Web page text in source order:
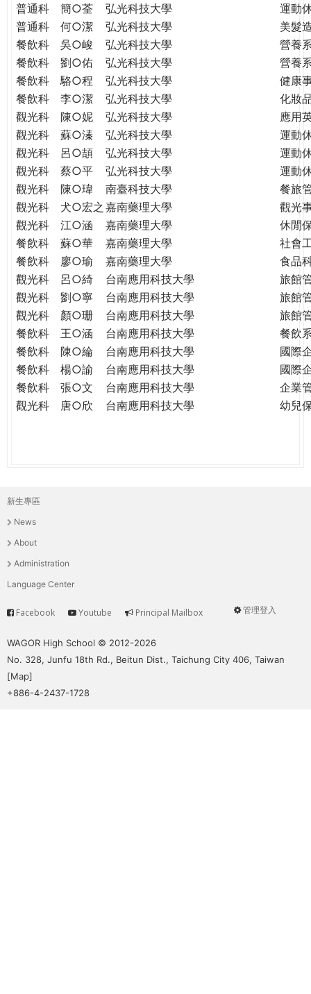
普通科
簡○荃 弘光科技大學
運動
普通科
何○潔 弘光科技大學
美髮
餐飲科
吳○峻 弘光科技大學
營養
餐飲科
劉○佑 弘光科技大學
營養
餐飲科
駱○程 弘光科技大學
健康
餐飲科
李○潔 弘光科技大學
化妝
觀光科
陳○妮 弘光科技大學
應用
觀光科
蘇○溱 弘光科技大學
運動
觀光科
呂○頡 弘光科技大學
運動
觀光科
蔡○平 弘光科技大學
運動
觀光科
陳○瑋 南臺科技大學
餐旅
觀光科
犬○宏之 嘉南藥理大學
觀光
觀光科
江○涵 嘉南藥理大學
休閒
餐飲科
蘇○華 嘉南藥理大學
社會
餐飲科
廖○瑜 嘉南藥理大學
食品
觀光科
呂○綺 台南應用科技大學
旅館
觀光科
劉○寧 台南應用科技大學
旅館
觀光科
顏○珊 台南應用科技大學
旅館
餐飲科
王○涵 台南應用科技大學
餐飲
餐飲科
陳○綸 台南應用科技大學
國際
餐飲科
楊○諭 台南應用科技大學
國際
餐飲科
張○文 台南應用科技大學
企業
觀光科
唐○欣 台南應用科技大學 幼兒
主
選
單
新生專區
News
About
Administration
Language Center
User
管理登入
Service
Facebook Youtube Principal Mailbox
WAGOR High School © 2012-2026
No. 328, Junfu 18th Rd., Beitun Dist., Taichung City 406, Taiwan
[Map]
+886-4-2437-1728